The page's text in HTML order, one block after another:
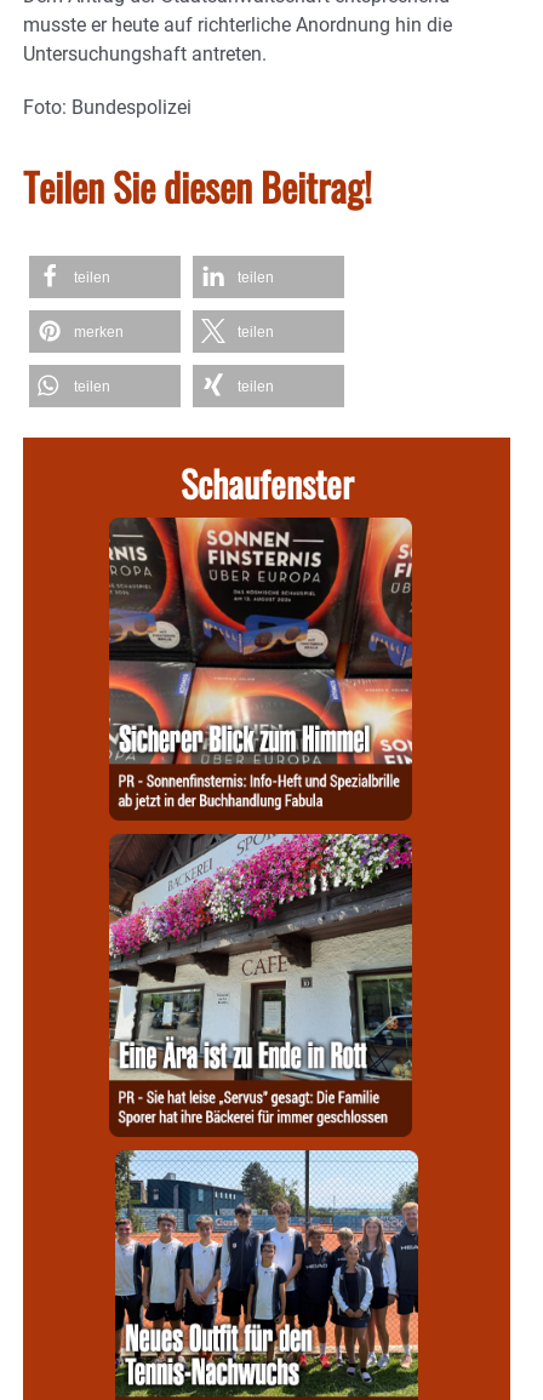
musste er heute auf richterliche Anordnung hin die
Untersuchungshaft antreten.
Foto: Bundespolizei
Teilen Sie diesen Beitrag!
teilen teilen
merken teilen
teilen teilen
Schaufenster